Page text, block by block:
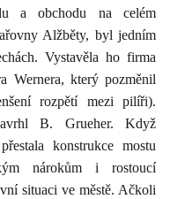
a obchodu na celém
Alžběty, byl jedním
Vystavěla ho firma
Wernera, který pozměnil
rozpětí mezi pilíři).
B. Grueher.
Když
konstrukce mostu
nárokům i rostoucí
situaci ve městě. Ačkoli